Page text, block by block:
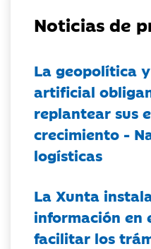
Noticias de
La geopolítica
artificial
replantear sus
crecimiento -
logísticas
La Xunta
información en
facilitar los